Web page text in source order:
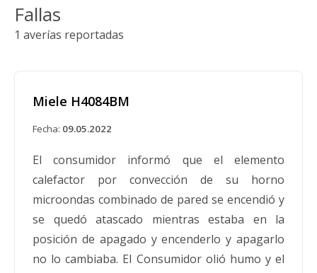
Fallas
1 averías reportadas
Miele H4084BM
Fecha: 09.05.2022
El consumidor informó que el elemento
calefactor por convección de su horno
microondas combinado de pared se encendió y
se quedó atascado mientras estaba en la
posición de apagado y encenderlo y apagarlo
no lo cambiaba. El Consumidor olió humo y el